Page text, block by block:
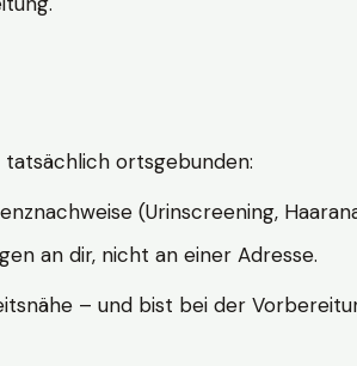
tatsächlich ortsgebunden:
(Urinscreening,
an dir, nicht an einer Adresse.
– und bist bei der